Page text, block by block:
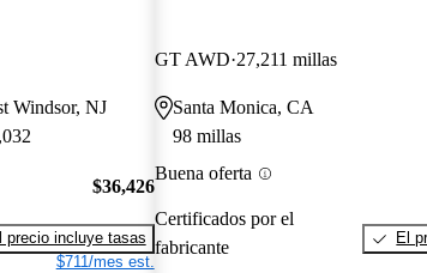
Windsor, NJ
$36,426
precio incluye tasas
$711/mes est.
GT AWD 27,211 millas
Santa Monica, CA
98 millas
Buena oferta
Certificados por el
fabricante
El